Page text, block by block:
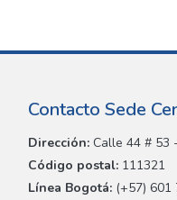
Contacto Sede
Dirección: Calle 44 # 53
Código postal: 111321
Línea Bogotá: (+57) 601